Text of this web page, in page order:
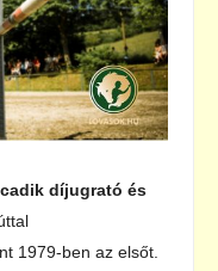
díjugrató és
1979-ben az elsőt.